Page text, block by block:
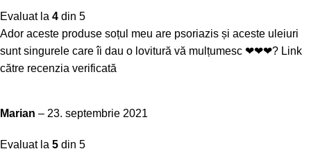
Evaluat la 4 din 5
Ador aceste produse soțul meu are psoriazis și aceste uleiuri
sunt singurele care îi dau o lovitură vă mulțumesc ❤❤❤? Link
către recenzia verificată
Marian – 23. septembrie 2021
Evaluat la 5 din 5